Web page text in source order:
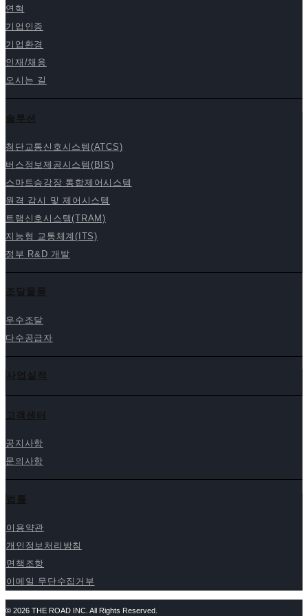
연혁
기업인증
기업환경
인재/채용
오시는 길
솔루션
첨단교통신호시스템(ATCS)
버스정보제공시스템(BIS)
스마트승강장 통합제어시스템
원격 감시 및 제어시스템
트램신호시스템(TRAM)
지능형 교통체계(ITS)
정부 R&D 개발
조달물품
우수조달
다수공급자
사업실적
고객센터
공지사항
문의사항
법률
이용약관
개인정보처리방침
면책조항
이메일 무단수집거부
© 2026 THE ROAD INC. All Rights Reserved.